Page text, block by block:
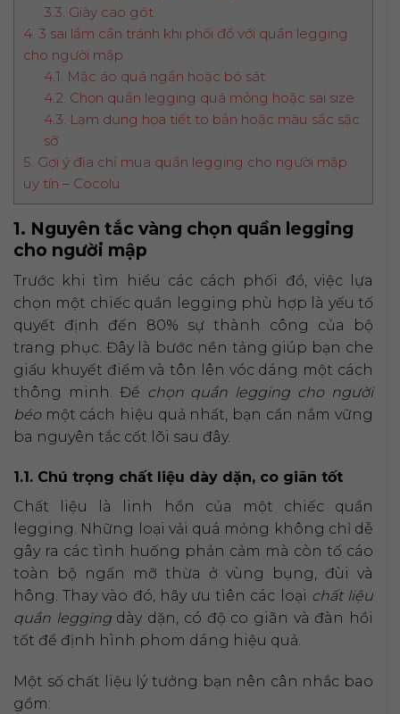
3.3. Giày cao gót
4. 3 sai lầm cần tránh khi phối đồ với quần legging
cho người mập
4.1. Mặc áo quá ngắn hoặc bó sát
4.2. Chọn quần legging quá mỏng hoặc sai size
4.3. Lạm dụng họa tiết to bản hoặc màu sắc sặc
sỡ
5. Gợi ý địa chỉ mua quần legging cho người mập
uy tín – Cocolu
1. Nguyên tắc vàng chọn quần legging
cho người mập
Trước khi tìm hiểu các cách phối đồ, việc lựa
chọn một chiếc quần legging phù hợp là yếu tố
quyết định đến 80% sự thành công của bộ
trang phục. Đây là bước nền tảng giúp bạn che
giấu khuyết điểm và tôn lên vóc dáng một cách
thông minh. Để chọn quần legging cho người
béomột cách hiệu quả nhất, bạn cần nắm vững
ba nguyên tắc cốt lõi sau đây.
1.1. Chú trọng chất liệu dày dặn, co giãn tốt
Chất liệu là linh hồn của một chiếc quần
legging. Những loại vải quá mỏng không chỉ dễ
gây ra các tình huống phản cảm mà còn tố cáo
toàn bộ ngấn mỡ thừa ở vùng bụng, đùi và
hông. Thay vào đó, hãy ưu tiên các loại chất liệu
quần leggingdày dặn, có độ co giãn và đàn hồi
tốt để định hình phom dáng hiệu quả.
Một số chất liệu lý tưởng bạn nên cân nhắc bao
gồm: